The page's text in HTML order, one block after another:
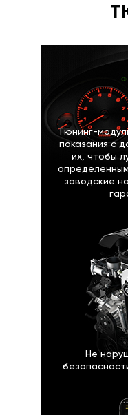
Тюнинг-
показания с
их, чтобы
заводские
Не